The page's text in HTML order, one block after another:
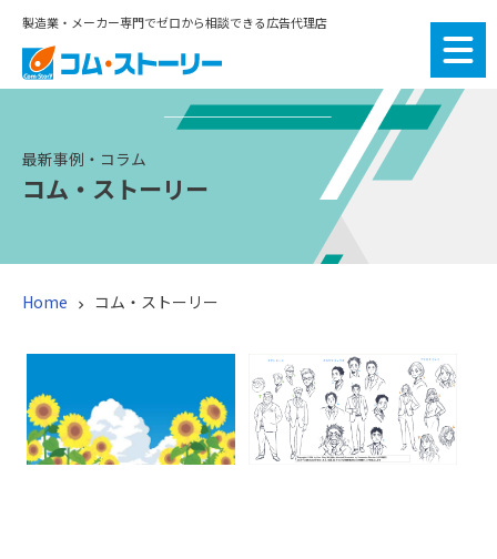
製造業・メーカー専門でゼロから相談できる広告代理店
最新事例・コラム
コム・ストーリー
Home  コム・ストーリー